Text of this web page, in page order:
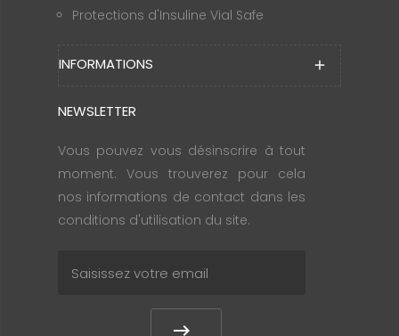
Protections d'Insuline Vial Safe
INFORMATIONS add
NEWSLETTER
Vous pouvez vous désinscrire à tout
moment. Vous trouverez pour cela
nos informations de contact dans les
conditions d'utilisation du site.